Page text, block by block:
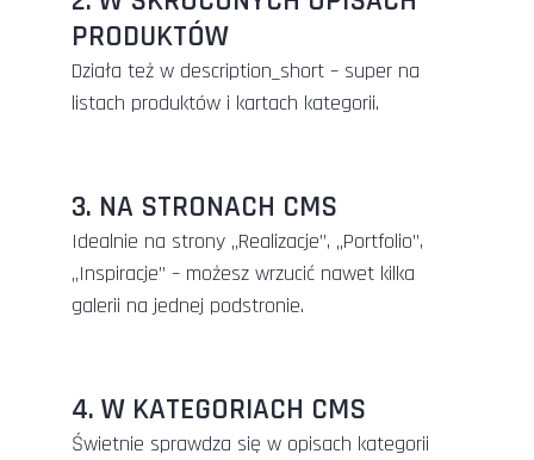
PRODUKTÓW
Działa też w description_short – super na
listach produktów i kartach kategorii.
3. NA STRONACH CMS
Idealnie na strony „Realizacje”, „Portfolio”,
„Inspiracje” – możesz wrzucić nawet kilka
galerii na jednej podstronie.
4. W KATEGORIACH CMS
Świetnie sprawdza się w opisach kategorii